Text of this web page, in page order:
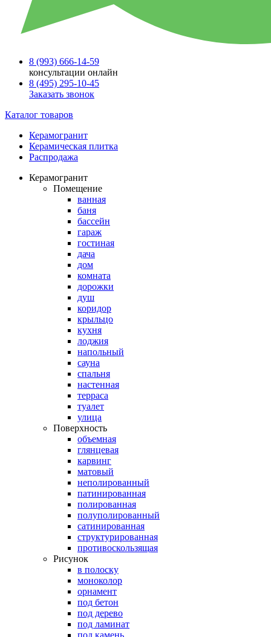
8 (993) 666-14-59
консультации онлайн
8 (495) 295-10-45
Заказать звонок
Каталог товаров
Керамогранит
Керамическая плитка
Распродажа
Керамогранит
Помещение
ванная
баня
бассейн
гараж
гостиная
дача
дом
комната
дорожки
душ
коридор
крыльцо
кухня
лоджия
напольный
сауна
спальня
настенная
терраса
туалет
улица
Поверхность
объемная
глянцевая
карвинг
матовый
неполированный
патинированная
полированная
полуполированный
сатинированная
структурированная
противоскользящая
Рисунок
в полоску
моноколор
орнамент
под бетон
под дерево
под ламинат
под камень